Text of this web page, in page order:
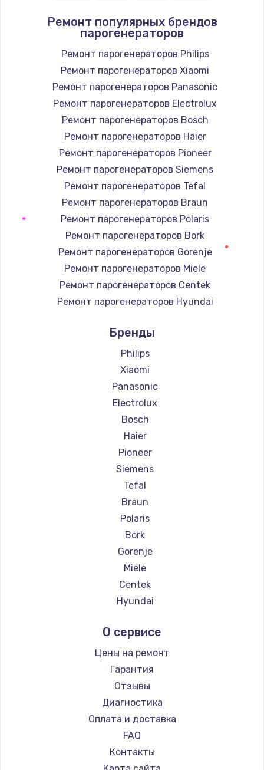
Ремонт популярных брендов
парогенераторов
Ремонт парогенераторов Philips
Ремонт парогенераторов Xiaomi
Ремонт парогенераторов Panasonic
Ремонт парогенераторов Electrolux
Ремонт парогенераторов Bosch
Ремонт парогенераторов Haier
Ремонт парогенераторов Pioneer
Ремонт парогенераторов Siemens
Ремонт парогенераторов Tefal
Ремонт парогенераторов Braun
Ремонт парогенераторов Polaris
Ремонт парогенераторов Bork
Ремонт парогенераторов Gorenje
Ремонт парогенераторов Miele
Ремонт парогенераторов Centek
Ремонт парогенераторов Hyundai
Ремонт парогенераторов DELTA
Ремонт парогенераторов Silter
Ремонт парогенераторов Chayka
Ремонт парогенераторов Beko
Ремонт парогенераторов Vivitek
Ремонт парогенераторов RED solution
Бренды
Philips
Xiaomi
Panasonic
Electrolux
Bosch
Haier
Pioneer
Siemens
Tefal
Braun
Polaris
Bork
Gorenje
Miele
Centek
Hyundai
DELTA
Silter
Chayka
Beko
Vivitek
RED solution
О сервисе
Цены на ремонт
Гарантия
Отзывы
Диагностика
Оплата и доставка
FAQ
Контакты